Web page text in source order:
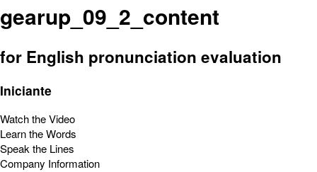
gearup_09_2_content
for English pronunciation evaluation
Iniciante
Watch the Video
Learn the Words
Speak the Lines
Company Information